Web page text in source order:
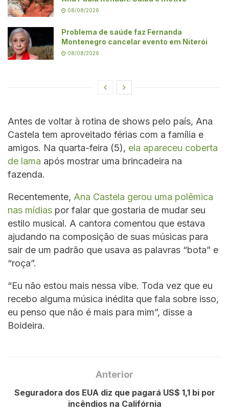
08/08/2026
Problema de saúde faz Fernanda
Montenegro cancelar evento em Niterói
08/08/2026
Antes de voltar à rotina de shows pelo país, Ana
Castela tem aproveitado férias com a família e
amigos. Na quarta-feira (5), ela apareceu coberta
de lama após mostrar uma brincadeira na
fazenda.
Recentemente, Ana Castela gerou uma polêmica
nas mídias por falar que gostaria de mudar seu
estilo musical. A cantora comentou que estava
ajudando na composição de suas músicas para
sair de um padrão que usava as palavras “bota” e
“roça”.
“Eu não estou mais nessa vibe. Toda vez que eu
recebo alguma música inédita que fala sobre isso,
eu penso que não é mais para mim”, disse a
Boideira.
Anterior
Seguradora dos EUA diz que pagará US$ 1,1 bi por
incêndios na Califórnia